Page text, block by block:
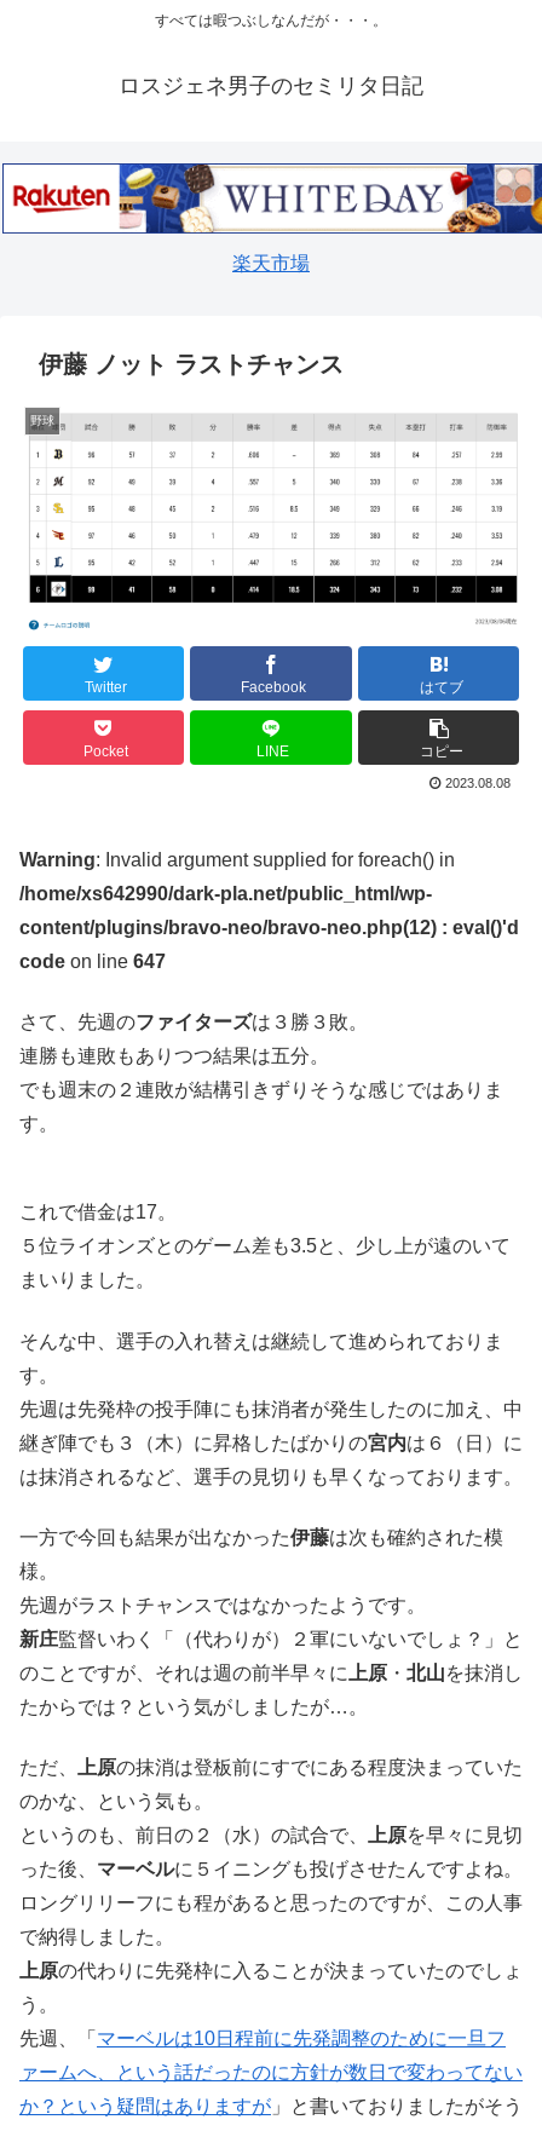
すべては暇つぶしなんだが・・・。
ロスジェネ男子のセミリタ日記
楽天市場
伊藤 ノット ラストチャンス
野球
Twitter Facebook はてブ
Pocket LINE コピー
2023.08.08
Warning: Invalid argument supplied for foreach() in
/home/xs642990/dark-pla.net/public_html/wp-
content/plugins/bravo-neo/bravo-neo.php(12) : eval()'d
code on line 647
さて、先週のファイターズは３勝３敗。
連勝も連敗もありつつ結果は五分。
でも週末の２連敗が結構引きずりそうな感じではありま
す。
これで借金は17。
５位ライオンズとのゲーム差も3.5と、少し上が遠のいて
まいりました。
そんな中、選手の入れ替えは継続して進められておりま
す。
先週は先発枠の投手陣にも抹消者が発生したのに加え、中
継ぎ陣でも３（木）に昇格したばかりの宮内は６（日）に
は抹消されるなど、選手の見切りも早くなっております。
一方で今回も結果が出なかった伊藤は次も確約された模
様。
先週がラストチャンスではなかったようです。
新庄監督いわく「（代わりが）２軍にいないでしょ？」と
のことですが、それは週の前半早々に
上原 ・ 北山を抹消し
たからでは？という気がしましたが…。
ただ、 上原の抹消は登板前にすでにある程度決まっていた
のかな、という気も。
というのも、前日の２（水）の試合で、
上原を早々に見切
った後、 マーベルに５イニングも投げさせたんですよね。
ロングリリーフにも程があると思ったのですが、この人事
で納得しました。
上原の代わりに先発枠に入ることが決まっていたのでしょ
う。
先週、「 マーベルは10日程前に先発調整のために一旦フ
ァームへ、という話だったのに方針が数日で変わってない
か？という疑問はありますが 」と書いておりましたがそう